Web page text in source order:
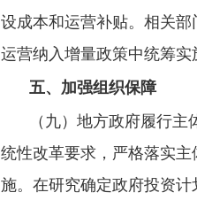
设成本和运营补贴。相关部
运营纳入增量政策中统筹实
五、加强组织保障
（九）地方政府履行主
统性改革要求，严格落实
施。在研究确定政府投资计